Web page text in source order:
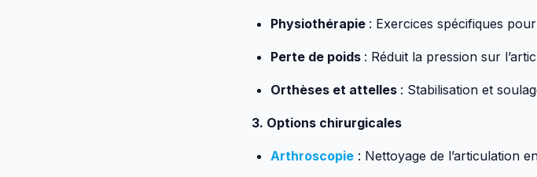
Physiothérapie : Exercices spécifiques
Perte de poids : Réduit la pression sur
Orthèses et attelles : Stabilisation et
3. Options chirurgicales
Arthroscopie : Nettoyage de l’articulation